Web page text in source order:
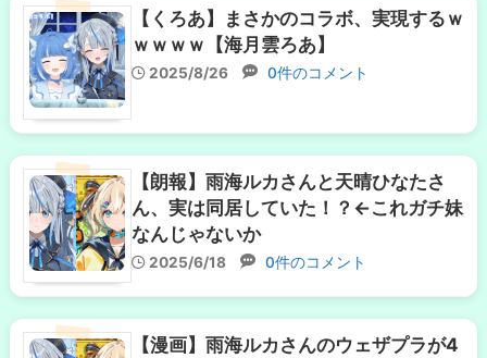
【くろあ】まさかのコラボ、実現するｗ
ｗｗｗｗ【海月雲ろあ】
2025/8/26 0件のコメント
【朗報】雨海ルカさんと天晴ひなたさ
ん、実は同居していた！？←これガチ妹
なんじゃないか
2025/6/18 0件のコメント
【漫画】雨海ルカさんのウェザプラが4